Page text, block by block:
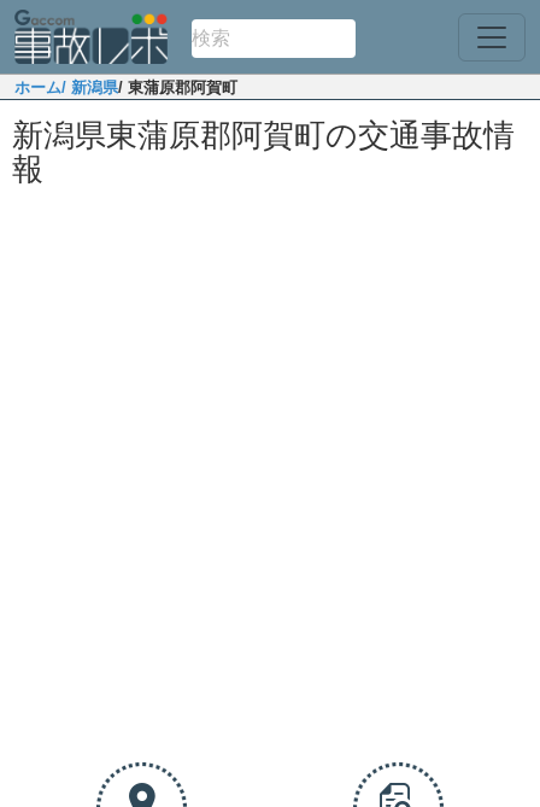
ホーム/ 新潟県/ 東蒲原郡阿賀町
新潟県東蒲原郡阿賀町の交通事故情
報